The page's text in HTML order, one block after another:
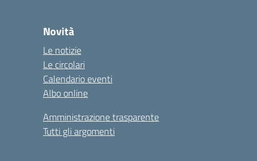
Novità
Le notizie
Le circolari
Calendario eventi
Albo online
Amministrazione trasparente
Tutti gli argomenti